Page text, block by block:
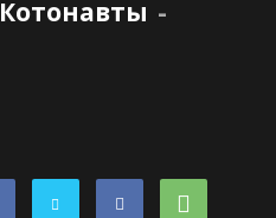
Котонавты -